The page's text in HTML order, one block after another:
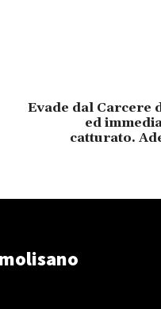
Evade dal Carcere
ed
catturato.